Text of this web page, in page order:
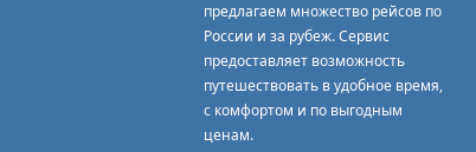
предлагаем множество рейсов по
России и за рубеж. Сервис
предоставляет возможность
путешествовать в удобное время,
с комфортом и по выгодным
ценам.